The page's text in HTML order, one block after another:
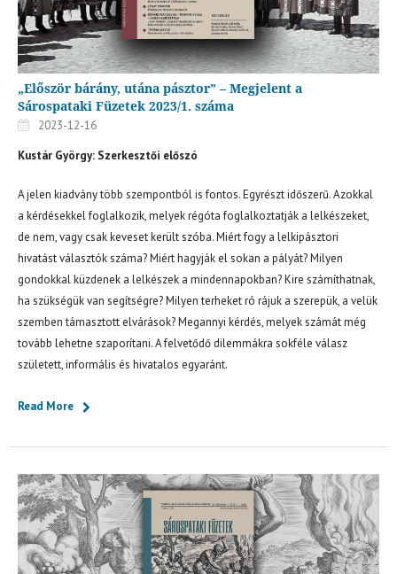
„Először bárány, utána pásztor” – Megjelent a
Sárospataki Füzetek 2023/1. száma
2023-12-16
Kustár György: Szerkesztői előszó
A jelen kiadvány több szempontból is fontos. Egyrészt időszerű. Azokkal
a kérdésekkel foglalkozik, melyek régóta foglalkoztatják a lelkészeket,
de nem, vagy csak keveset került szóba. Miért fogy a lelkipásztori
hivatást választók száma? Miért hagyják el sokan a pályát? Milyen
gondokkal küzdenek a lelkészek a mindennapokban? Kire számíthatnak,
ha szükségük van segítségre? Milyen terheket ró rájuk a szerepük, a velük
szemben támasztott elvárások? Megannyi kérdés, melyek számát még
tovább lehetne szaporítani. A felvetődő dilemmákra sokféle válasz
született, informális és hivatalos egyaránt.
Read More